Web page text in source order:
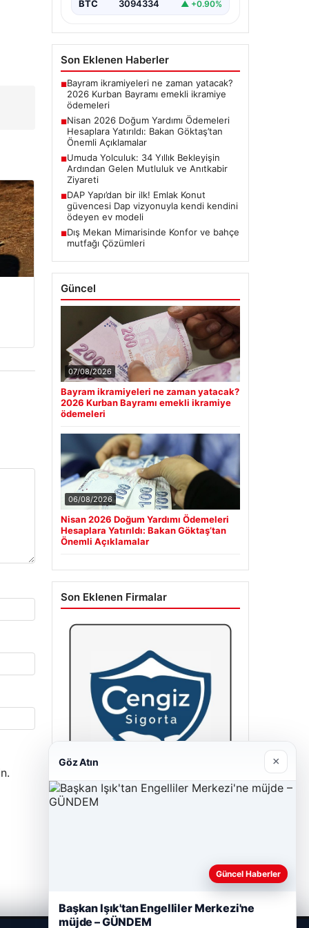
BTC 3094334 ▲ +0.90%
Son Eklenen Haberler
■Bayram ikramiyeleri ne zaman yatacak?
2026 Kurban Bayramı emekli ikramiye
ödemeleri
■Nisan 2026 Doğum Yardımı Ödemeleri
Hesaplara Yatırıldı: Bakan Göktaş’tan
Önemli Açıklamalar
■Umuda Yolculuk: 34 Yıllık Bekleyişin
Ardından Gelen Mutluluk ve Anıtkabir
Ziyareti
■DAP Yapı’dan bir ilk! Emlak Konut
güvencesi Dap vizyonuyla kendi kendini
ödeyen ev modeli
■Dış Mekan Mimarisinde Konfor ve bahçe
mutfağı Çözümleri
Güncel
07/08/2026
Bayram ikramiyeleri ne zaman yatacak?
2026 Kurban Bayramı emekli ikramiye
ödemeleri
06/08/2026
Nisan 2026 Doğum Yardımı Ödemeleri
Hesaplara Yatırıldı: Bakan Göktaş’tan
Önemli Açıklamalar
Son Eklenen Firmalar
Cengiz Sigorta
Göz Atın ×
Güncel Haberler
Başkan Işık'tan Engelliler Merkezi'ne
müjde – GÜNDEM